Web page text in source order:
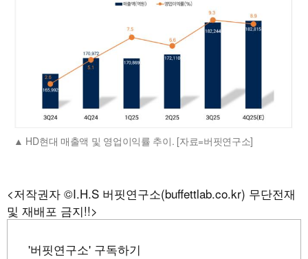
HD현대 매출액 및 영업이익률 추이. [자료=버핏연구소]
<저작권자 ©I.H.S 버핏연구소(buffettlab.co.kr) 무단전재
및 재배포 금지!!>
'버핏연구소' 구독하기